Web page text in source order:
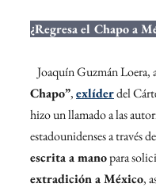
¿Regresa el Chapo a
Joaquín Guzmán Loera,
Chapo”, exlíder del
hizo un llamado a las
estadounidenses a través
escrita a mano para
extradición a México,